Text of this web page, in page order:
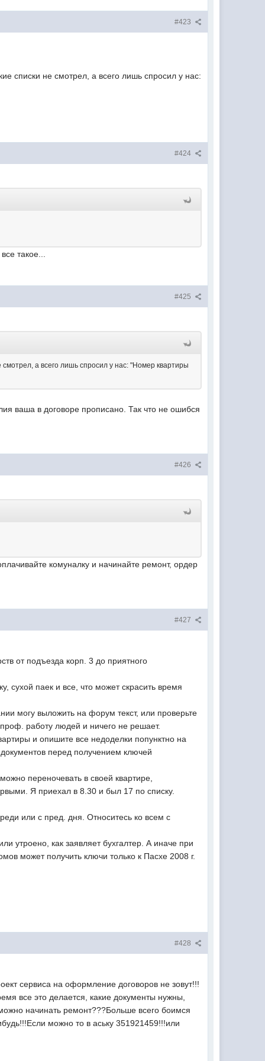
#423
списки не смотрел, а всего лишь спросил у нас:
#424
такое...
#425
а всего лишь спросил у нас: "Номер квартиры
ваша в договоре прописано. Так что не ошибся
#426
комуналку и начинайте ремонт, ордер
#427
от подъезда корп. 3 до приятного
сухой паек и все, что может скрасить время
могу выложить на форум текст, или проверьте
работу людей и ничего не решает.
и опишите все недоделки попунктно на
перед получением ключей
переночевать в своей квартире,
Я приехал в 8.30 и был 17 по списку.
или с пред. дня. Относитесь ко всем с
утроено, как заявляет бухгалтер. А иначе при
может получить ключи только к Пасхе 2008 г.
#428
сервиса на оформление договоров не зовут!!!
все это делается, какие документы нужны,
начинать ремонт???Больше всего боимся
можно то в аську 351921459!!!или